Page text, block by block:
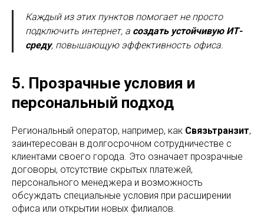
Каждый из этих пунктов помогает не просто
подключить интернет, а создать устойчивую ИТ-
среду, повышающую эффективность офиса.
5. Прозрачные условия и
персональный подход
Региональный оператор, например, как Связьтранзит,
заинтересован в долгосрочном сотрудничестве с
клиентами своего города. Это означает прозрачные
договоры, отсутствие скрытых платежей,
персонального менеджера и возможность
обсуждать специальные условия при расширении
офиса или открытии новых филиалов.